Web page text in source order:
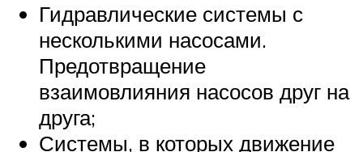
Гидравлические системы с
несколькими насосами.
Предотвращение
взаимовлияния насосов друг на
друга;
Системы, в которых движение